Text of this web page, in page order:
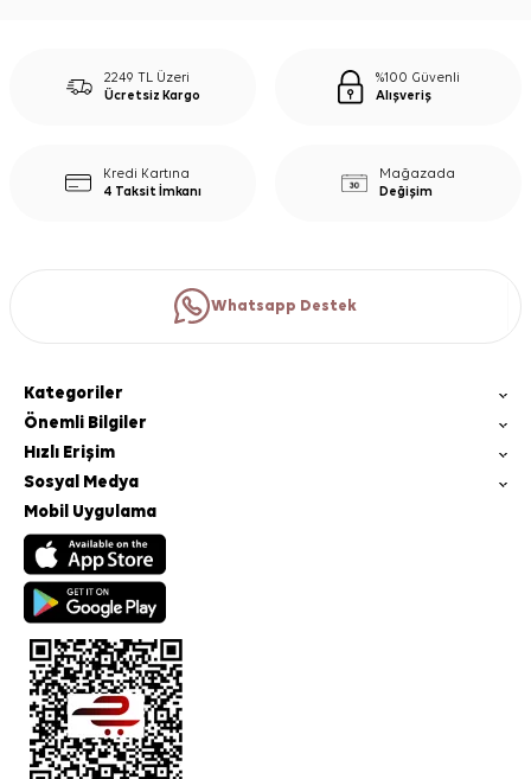
2249 TL Üzeri
Ücretsiz Kargo
%100 Güvenli
Alışveriş
Kredi Kartına
4 Taksit İmkanı
Mağazada
Değişim
Whatsapp Destek
Kategoriler
Önemli Bilgiler
Hızlı Erişim
Sosyal Medya
Mobil Uygulama